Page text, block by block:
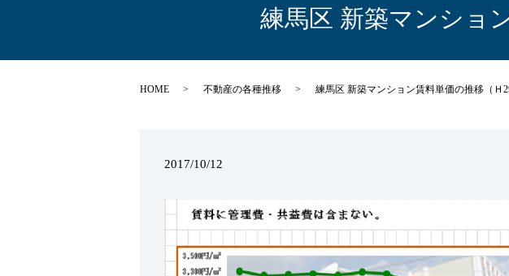
練馬区 新築マンショ
HOME 不動産の各種推移 練馬区 新築マンション賃料単価の推移（Ｈ
2017/10/12